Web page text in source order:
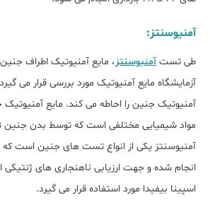
آمنیوسنتز:
طی تست آمنیوسنتز، مایع آمنیوتیک اطراف
آزمایشگاه مایع آمنیوتیک مورد بررسی قرار می
آمنیوتیک جنین را احاطه می کند. مایع آمنیوتیک
مواد شیمیایی مختلفی است که توسط بدن جنین
انجام شده و جهت ارزیابی ناهنجاری های ژنتیکی
اسپینا بیفیدا مورد استفاده قرار می گیرد.